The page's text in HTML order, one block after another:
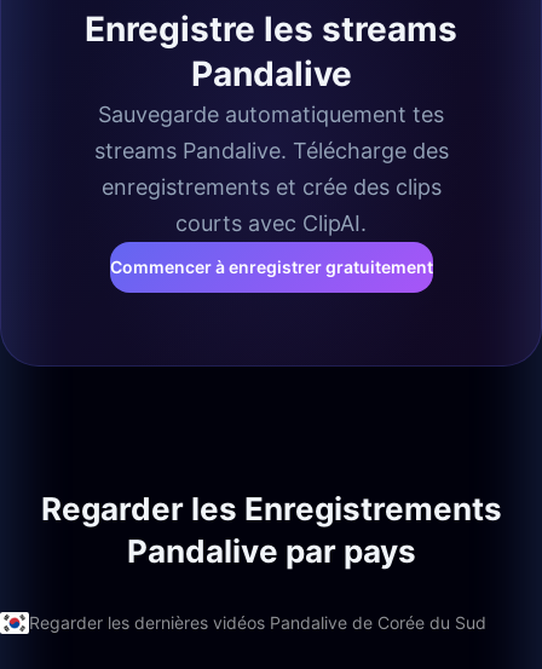
Enregistre les streams
Pandalive
Sauvegarde automatiquement tes
streams Pandalive. Télécharge des
enregistrements et crée des clips
courts avec ClipAI.
Commencer à enregistrer gratuitement
Regarder les Enregistrements
Pandalive par pays
Regarder les dernières vidéos Pandalive de Corée du Sud